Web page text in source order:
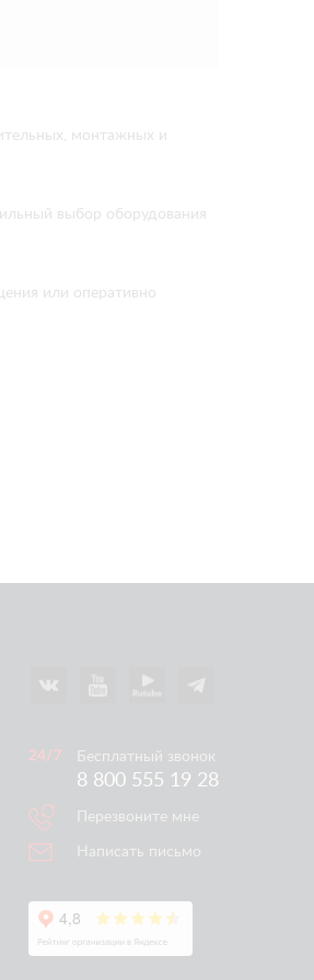
монтажных и
выбор оборудования
или оперативно
Бесплатный звонок
8 800 555 19 28
Перезвоните мне
Написать письмо